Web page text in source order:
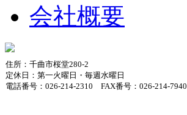
会社概要
住所：千曲市桜堂280-2
定休日：第一火曜日・毎週水曜日
電話番号：026-214-2310 FAX番号：026-214-7940